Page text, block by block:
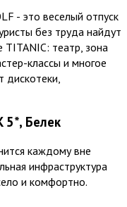
- это веселый отпуск
без труда найдут
TITANIC: театр, зона
классы и многое
5*, Белек
каждому вне
инфраструктура
и комфортно.